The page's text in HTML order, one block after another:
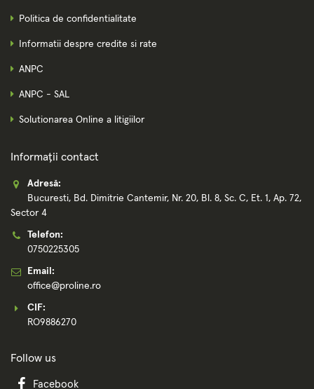
Politica de confidentialitate
Informatii despre credite si rate
ANPC
ANPC - SAL
Solutionarea Online a litigiilor
Informații contact
Adresă:
Bucuresti, Bd. Dimitrie Cantemir, Nr. 20, Bl. 8, Sc. C, Et. 1, Ap. 72,
Sector 4
Telefon:
0750225305
Email:
office@proline.ro
CIF:
RO9886270
Follow us
Facebook